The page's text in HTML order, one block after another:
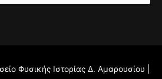
Φυσικής Ιστορίας Δ. Αμαρουσίου